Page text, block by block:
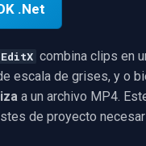
.Net
combina clips en
escala de grises, y o
a un archivo MP4.
de proyecto